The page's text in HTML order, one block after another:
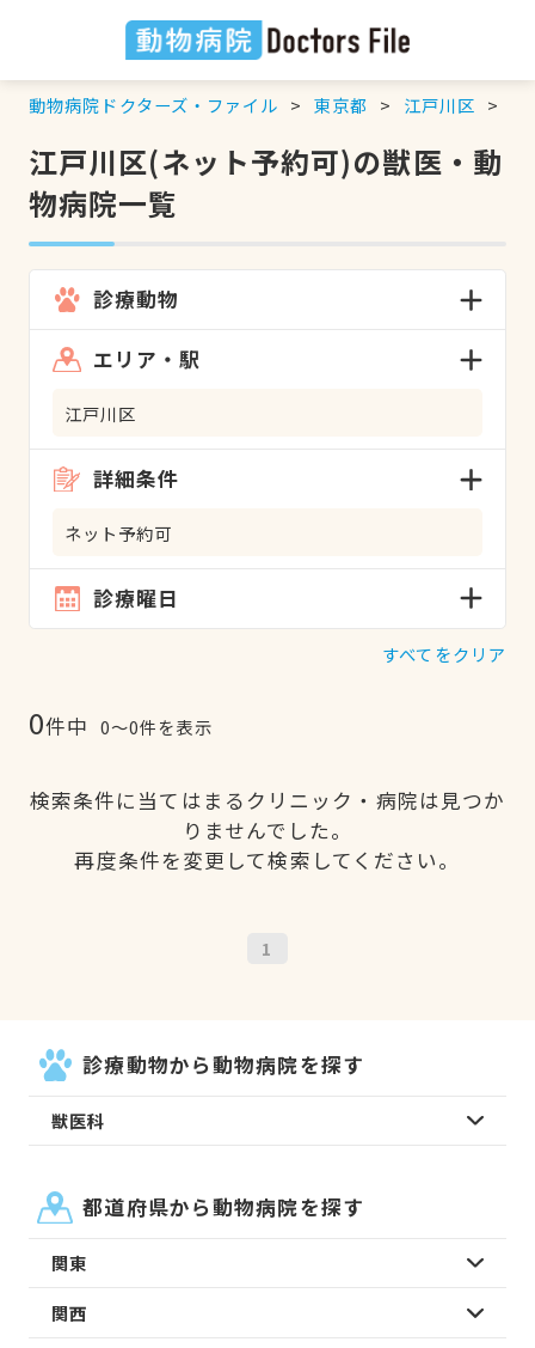
動物病院ドクターズ・ファイル 東京都 江戸川区
江戸川区(ネット予約可)の獣医・動
物病院一覧
診療動物
エリア・駅
江戸川区
詳細条件
ネット予約可
診療曜日
すべてをクリア
0件中 0〜0件を表示
検索条件に当てはまるクリニック・病院は見つか
りませんでした。
再度条件を変更して検索してください。
1
診療動物から動物病院を探す
獣医科
都道府県から動物病院を探す
関東
関西